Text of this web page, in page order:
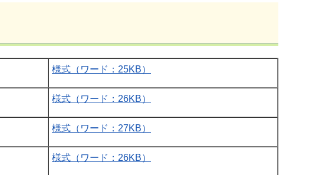
様式（ワード：25KB）
様式（ワード：26KB）
様式（ワード：27KB）
様式（ワード：26KB）